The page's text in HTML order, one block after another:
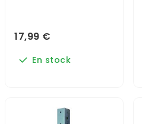
17,99 €
En stock